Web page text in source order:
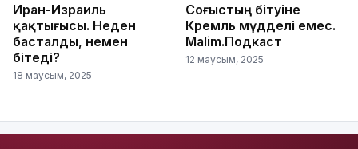
Иран-Израиль
қақтығысы. Неден
басталды, немен
бітеді?
18 маусым, 2025
Соғыстың бітуіне
Кремль мүдделі емес.
Malim.Подкаст
12 маусым, 2025